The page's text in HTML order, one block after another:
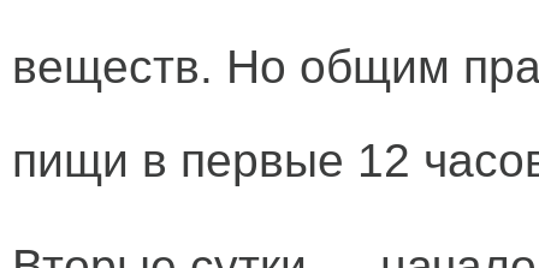
веществ. Но общим
пищи в первые 12